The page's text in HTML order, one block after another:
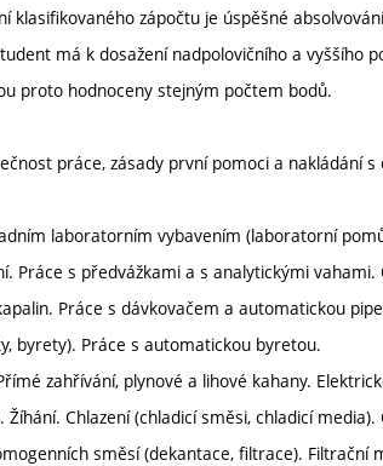
klasifikovaného zápočtu je úspěšné
má k dosažení nadpolovičního a vyššího
proto hodnoceny stejným počtem bodů.
práce, zásady první pomoci a nakládání
laboratorním vybavením (laboratorní
Práce s předvážkami a s analytickými
Práce s dávkovačem a automatickou
byrety). Práce s automatickou byretou.
zahřívání, plynové a lihové kahany.
Žíhání. Chlazení (chladicí směsi, chladicí media).
směsí (dekantace, filtrace).